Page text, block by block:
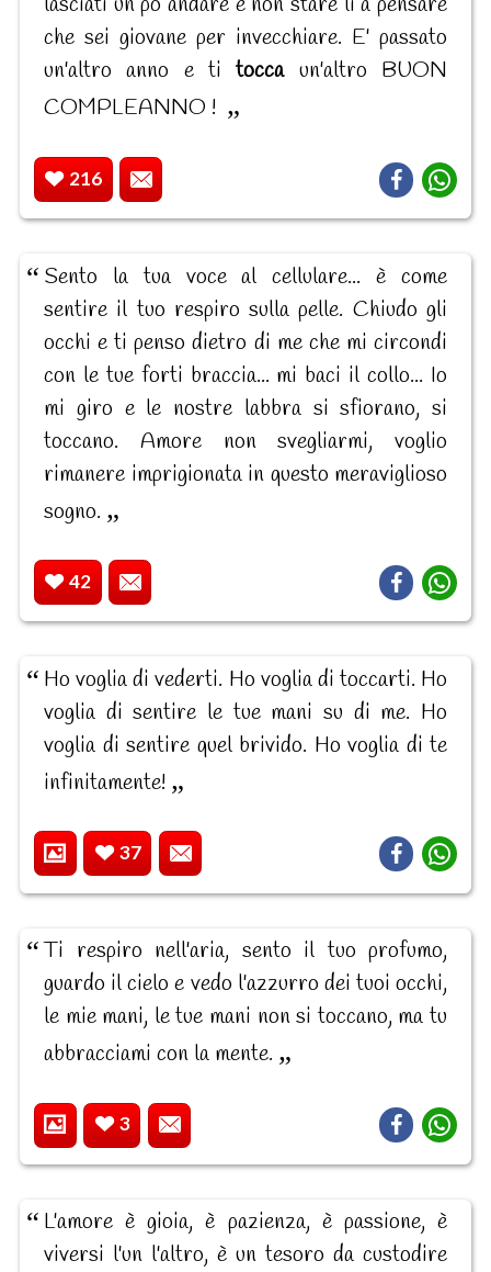
che sei giovane per invecchiare. E' passato
un'altro anno e titoccaun'altro BUON
COMPLEANNO !
216
Sento la tua voce al cellulare... è come
sentire il tuo respiro sulla pelle. Chiudo gli
occhi e ti penso dietro di me che mi circondi
con le tue forti braccia... mi baci il collo... Io
mi giro e le nostre labbra si sfiorano, si
toccano. Amore non svegliarmi, voglio
rimanere imprigionata in questo meraviglioso
sogno.
42
Ho voglia di vederti. Ho voglia di toccarti. Ho
voglia di sentire le tue mani su di me. Ho
voglia di sentire quel brivido. Ho voglia di te
infinitamente!
37
Ti respiro nell'aria, sento il tuo profumo,
guardo il cielo e vedo l'azzurro dei tuoi occhi,
le mie mani, le tue mani non si toccano, ma tu
abbracciami con la mente.
3
L'amore è gioia, è pazienza, è passione, è
viversi l'un l'altro, è un tesoro da custodire